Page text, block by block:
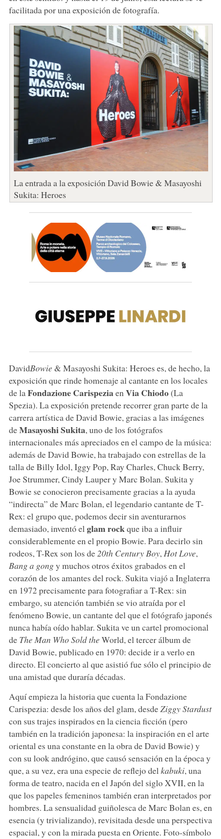
facilitada por una exposición de fotografía.
La entrada a la exposición David Bowie & Masayoshi
Sukita: Heroes
DavidBowie& Masayoshi Sukita: Heroes es, de hecho, la
exposición que rinde homenaje al cantante en los locales
de la Fondazione Carispeziaen Via Chiodo(La
Spezia). La exposición pretende recorrer gran parte de la
carrera artística de David Bowie, gracias a las imágenes
deMasayoshi Sukita, uno de los fotógrafos
internacionales más apreciados en el campo de la música:
además de David Bowie, ha trabajado con estrellas de la
talla de Billy Idol, Iggy Pop, Ray Charles, Chuck Berry,
Joe Strummer, Cindy Lauper y Marc Bolan. Sukita y
Bowie se conocieron precisamente gracias a la ayuda
“indirecta” de Marc Bolan, el legendario cantante de T-
Rex: el grupo que, podemos decir sin aventurarnos
demasiado, inventó el glam rockque iba a influir
considerablemente en el propio Bowie. Para decirlo sin
rodeos, T-Rex son los de 20th Century Boy, Hot Love,
Bang a gongy muchos otros éxitos grabados en el
corazón de los amantes del rock. Sukita viajó a Inglaterra
en 1972 precisamente para fotografiar a T-Rex: sin
embargo, su atención también se vio atraída por el
fenómeno Bowie, un cantante del que el fotógrafo japonés
nunca había oído hablar. Sukita ve un cartel promocional
de The Man Who Sold theWorld, el tercer álbum de
David Bowie, publicado en 1970: decide ir a verlo en
directo. El concierto al que asistió fue sólo el principio de
una amistad que duraría décadas.
Aquí empieza la historia que cuenta la Fondazione
Carispezia: desde los años del glam, desdeZiggy Stardust
con sus trajes inspirados en la ciencia ficción (pero
también en la tradición japonesa: la inspiración en el arte
oriental es una constante en la obra de David Bowie) y
con su look andrógino, que causó sensación en la época y
que, a su vez, era una especie de reflejo del kabuki, una
forma de teatro, nacida en el Japón del siglo XVII, en la
que los papeles femeninos también eran interpretados por
hombres. La sensualidad guiñolesca de Marc Bolan es, en
esencia (y trivializando), revisitada desde una perspectiva
espacial, y con la mirada puesta en Oriente. Foto-símbolo